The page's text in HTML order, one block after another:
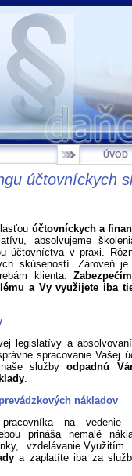
ÚVOD
účtovníckych
účtovníckych a
absolvujeme
účtovníctva v praxi.
skúseností. Zároveň je
klienta.
a Vy využijete iba
legislatívy a
spracovanie Vašej
naše službyodpadnú
.
nákladov
pracovníka na vedenie
prináša nemalé
a zaplatíte iba za